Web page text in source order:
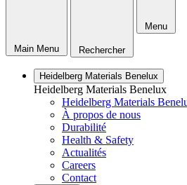
Main Menu Rechercher
Menu
Heidelberg Materials Benelux
Heidelberg Materials Benelux
Heidelberg Materials
À propos de nous
Durabilité
Health & Safety
Actualités
Careers
Contact